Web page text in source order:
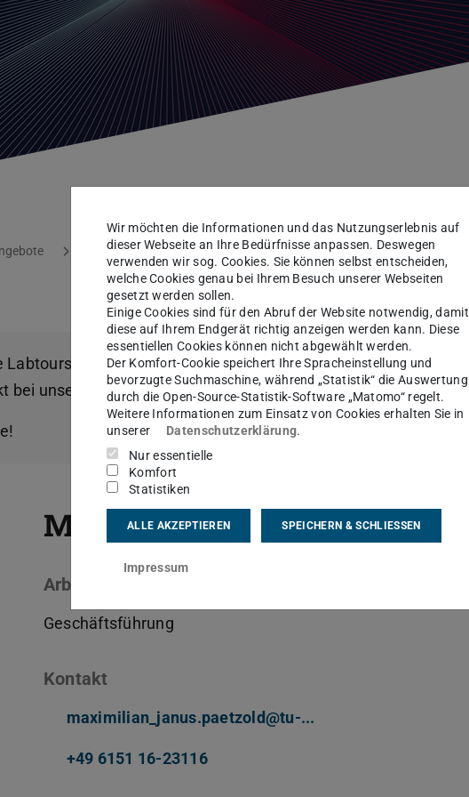
Labtours
Labtours nur auf Anfrage statt. Melden Sie sich bei
bei unserer Geschäftsführung Maximilian Pätzold.
Maximilian PätzoldM.Sc.
Arbeitsgebiet(e)
Geschäftsführung
Kontakt
maximilian_janus.paetzold@tu-...
+49 6151 16-23116
Wir möchten die Informationen und das Nutzungserlebnis auf
dieser Webseite an Ihre Bedürfnisse anpassen. Deswegen
verwenden wir sog. Cookies. Sie können selbst entscheiden,
welche Cookies genau bei Ihrem Besuch unserer Webseiten
gesetzt werden sollen.
Einige Cookies sind für den Abruf der Website notwendig, damit
diese auf Ihrem Endgerät richtig anzeigen werden kann. Diese
essentiellen Cookies können nicht abgewählt werden.
Der Komfort-Cookie speichert Ihre Spracheinstellung und
bevorzugte Suchmaschine, während „Statistik“ die Auswertung
durch die Open-Source-Statistik-Software „Matomo“ regelt.
Weitere Informationen zum Einsatz von Cookies erhalten Sie in
unserer
Datenschutzerklärung.
Nur essentielle
Komfort
Statistiken
ALLE AKZEPTIEREN SPEICHERN & SCHLIESSEN
Impressum